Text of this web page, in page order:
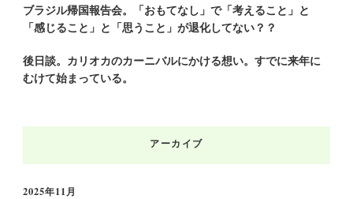
ブラジル帰国報告会。「おもてなし」で「考えること」と
「感じること」と「思うこと」が退化してない？？
後日談。カリオカのカーニバルにかける想い。すでに来年に
むけて始まっている。
アーカイブ
2025年11月